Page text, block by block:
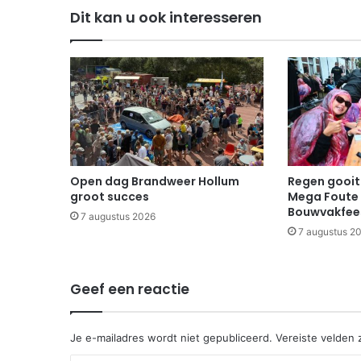
Dit kan u ook interesseren
Open dag Brandweer Hollum
groot succes
7 augustus 2026
Regen
Mega
7 augustus
Geef een reactie
Je e-mailadres wordt niet gepubliceerd. Vereiste velden